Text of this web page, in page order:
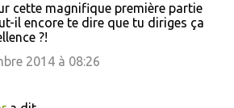
cette magnifique première partie
il encore te dire que tu diriges ça
?!
2014 à 08:26